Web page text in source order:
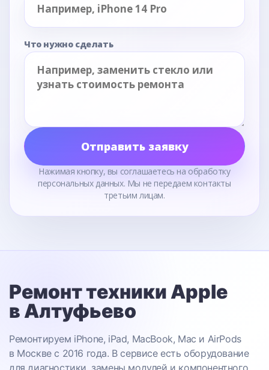
Что нужно сделать
Отправить заявку
Нажимая кнопку, вы соглашаетесь на обработку
персональных данных. Мы не передаем контакты
третьим лицам.
Ремонт техники Apple
в Алтуфьево
Ремонтируем iPhone, iPad, MacBook, Mac и AirPods
в Москве с 2016 года. В сервисе есть оборудование
для диагностики, замены модулей и компонентного